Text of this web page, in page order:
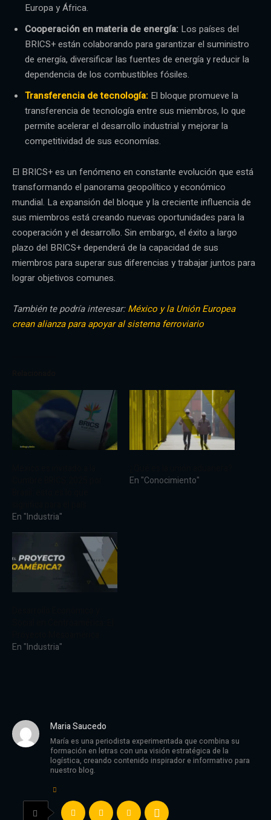
Europa y África.
Cooperación en materia de energía: Los países del
BRICS+ están colaborando para garantizar el suministro
de energía, diversificar las fuentes de energía y reducir la
dependencia de los combustibles fósiles.
Transferencia de tecnología: El bloque promueve la
transferencia de tecnología entre sus miembros, lo que
permite acelerar el desarrollo industrial y mejorar la
competitividad de sus economías.
El BRICS+ es un fenómeno en constante evolución que está
transformando el panorama geopolítico y económico
mundial. La expansión del bloque y la creciente influencia de
sus miembros está creando nuevas oportunidades para la
cooperación y el desarrollo. Sin embargo, el éxito a largo
plazo del BRICS+ dependerá de la capacidad de sus
miembros para superar sus diferencias y trabajar juntos para
lograr objetivos comunes.
También te podría interesar:México y la Unión Europea
crean alianza para apoyar al sistema ferroviario
En "Industria"
En "Conocimiento"
En "Industria"
Maria Saucedo
María es una periodista experimentada que combina su
formación en letras con una visión estratégica de la
logística, creando contenido inspirador e informativo para
nuestro blog.